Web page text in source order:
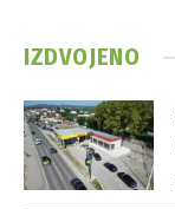
IZDVOJENO